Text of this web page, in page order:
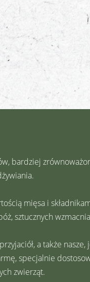
bardziej
mięsa i
sztucznych
a także
specjalnie
zwierząt.